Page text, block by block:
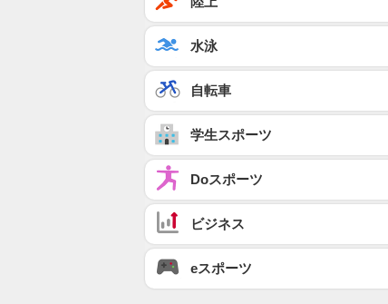
水泳
自転車
学生スポーツ
Doスポーツ
ビジネス
eスポーツ